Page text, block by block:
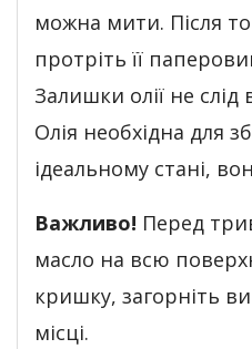
можна мити. Після
протріть її
Залишки олії не
Олія необхідна для
ідеальному стані,
Важливо! Перед
масло на всю
кришку, загорніть
місці.